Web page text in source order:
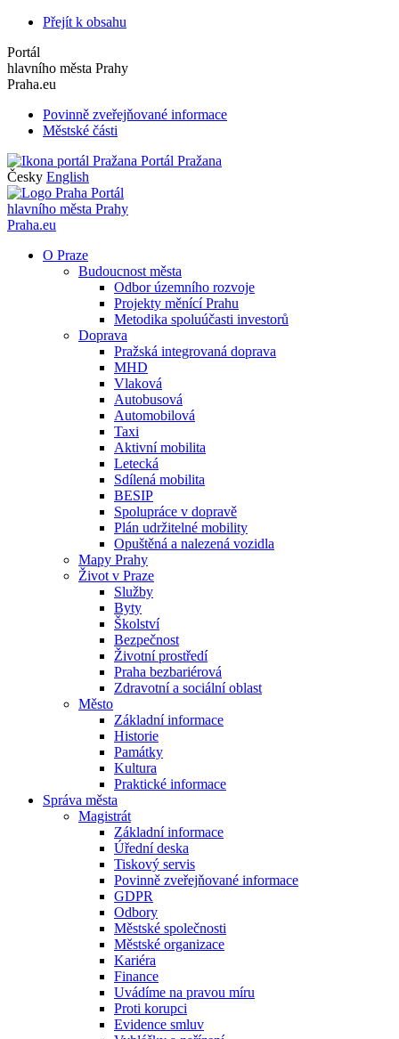
Přejít k obsahu
Portál
hlavního města Prahy
Praha.eu
Povinně zveřejňované informace
Městské části
Portál Pražana
Česky English
Portál
hlavního města Prahy
Praha.eu
O Praze
Budoucnost města
Odbor územního rozvoje
Projekty měnící Prahu
Metodika spoluúčasti investorů
Doprava
Pražská integrovaná doprava
MHD
Vlaková
Autobusová
Automobilová
Taxi
Aktivní mobilita
Letecká
Sdílená mobilita
BESIP
Spolupráce v dopravě
Plán udržitelné mobility
Opuštěná a nalezená vozidla
Mapy Prahy
Život v Praze
Služby
Byty
Školství
Bezpečnost
Životní prostředí
Praha bezbariérová
Zdravotní a sociální oblast
Město
Základní informace
Historie
Památky
Kultura
Praktické informace
Správa města
Magistrát
Základní informace
Úřední deska
Tiskový servis
Povinně zveřejňované informace
GDPR
Odbory
Městské společnosti
Městské organizace
Kariéra
Finance
Uvádíme na pravou míru
Proti korupci
Evidence smluv